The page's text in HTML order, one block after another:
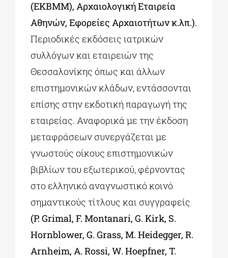
(ΕΚΒΜΜ), Αρχαιολογική Εταιρεία
Αθηνών, Εφορείες Αρχαιοτήτων κ.λπ.).
Περιοδικές εκδόσεις ιατρικών
συλλόγων και εταιρειών της
Θεσσαλονίκης όπως και άλλων
επιστημονικών κλάδων, εντάσσονται
επίσης στην εκδοτική παραγωγή της
εταιρείας. Αναφορικά με την έκδοση
μεταφράσεων συνεργάζεται με
γνωστούς οίκους επιστημονικών
βιβλίων του εξωτερικού, φέρνοντας
στο ελληνικό αναγνωστικό κοινό
σημαντικούς τίτλους και συγγραφείς
(P. Grimal, F. Montanari, G. Kirk, S.
Hornblower, G. Grass, M. Heidegger, R.
Arnheim, A. Rossi, W. Hoepfner, T.